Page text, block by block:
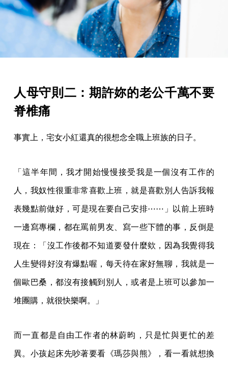
人母守則二：期許妳的老公千萬不要
脊椎痛
事實上，宅女小紅還真的很想念全職上班族的日子。
「這半年間，我才開始慢慢接受我是一個沒有工作的
人，我奴性很重非常喜歡上班，就是喜歡別人告訴我報
表幾點前做好，可是現在要自己安排⋯⋯」以前上班時
一邊寫專欄，都在罵前男友、寫一些下體的事，反倒是
現在：「沒工作後都不知道要發什麼欸，因為我覺得我
人生變得好沒有爆點喔，每天待在家好無聊，我就是一
個歐巴桑，都沒有接觸到別人，或者是上班可以參加一
堆團購，就很快樂啊。」
而一直都是自由工作者的林蔚昀，只是忙與更忙的差
異。小孩起床先吵著要看《瑪莎與熊》，看一看就想換